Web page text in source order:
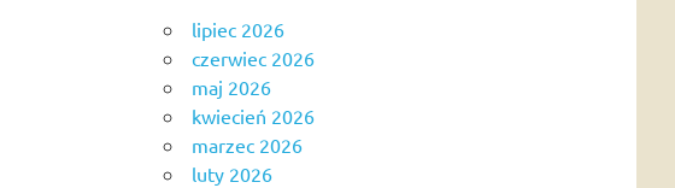
lipiec 2026
czerwiec 2026
maj 2026
kwiecień 2026
marzec 2026
luty 2026